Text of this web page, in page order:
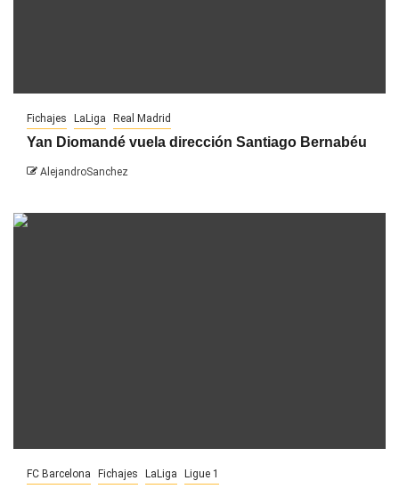
Fichajes LaLiga Real Madrid
Yan Diomandé vuela dirección Santiago Bernabéu
AlejandroSanchez
FC Barcelona Fichajes LaLiga Ligue 1